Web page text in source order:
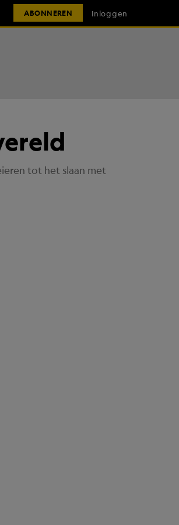
ABONNEREN Inloggen
tot het slaan met